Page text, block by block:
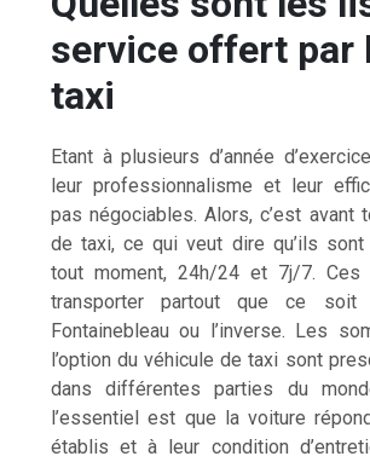
service offert par
taxi
Etant à plusieurs d’année
leur professionnalisme et leur
pas négociables. Alors, c’est avant
de taxi, ce qui veut dire qu’ils
tout moment, 24h/24 et 7j/7. Ces
transporter partout que ce
Fontainebleau ou l’inverse. Les
l’option du véhicule de taxi sont
dans différentes parties du
l’essentiel est que la voiture
établis et à leur condition